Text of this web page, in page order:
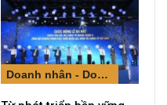
Doanh nhân - Doanh nghiệp